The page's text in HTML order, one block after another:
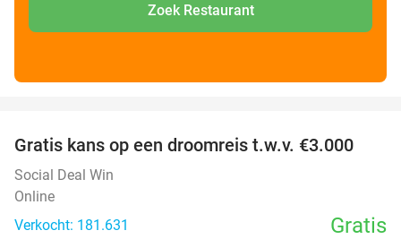
Zoek Restaurant
Gratis kans op een droomreis t.w.v. €3.000
Social Deal Win
Online
Verkocht: 181.631
Gratis